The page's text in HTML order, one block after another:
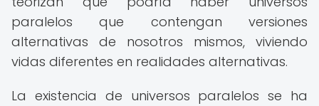
paralelos que contengan versiones
alternativas de nosotros mismos, viviendo
vidas diferentes en realidades alternativas.
La existencia de universos paralelos se ha